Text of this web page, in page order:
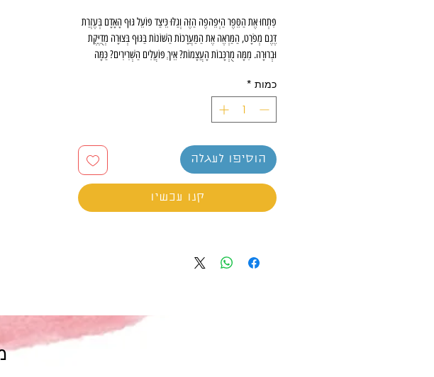
פִּתְחוּ אֶת הַסֵּפֶר הַיְּפֵהפֶה הַזֶּה וְגַלּוּ כֵּיצַד פּוֹעֵל גּוּף הָאָדָם בְּעֶזְרַת
דֶּגֶם מְפֹרָט, הַמַּרְאֶה אֶת הַמַּעֲרָכוֹת הַשּׁוֹנוֹת בַּגּוּף בְּצוּרָה מְדֻיֶּקֶת
וּבְרוּרָה. מִמָּה מֻרְכָּבוֹת הָעֲצָמוֹת? אֵיךְ פּוֹעֲלִים הַשְּׁרִירִים? כַּמָּה
רַבּוֹת אֲחֵרוֹת תְּקַבְּלוּ תְּשׁוּבָה בְּסֵפֶר זֶה.
כמות *
הוסיפו לעגלה
קנו עכשיו